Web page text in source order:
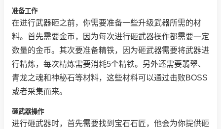
准备工作
在进行武器砸之前，你需要准备一些升级武器所需的材
料。首先需要金币，因为每次进行砸武器操作都需要一定
数量的金币。其次要准备精铁，因为砸武器需要将武器进
行精炼，每次精炼需要消耗5个精铁。另外还需要翡翠、
青龙之魂和神秘石等材料，这些材料可以通过击败BOSS
或者采集而来。
砸武器操作
进行砸武器时，首先需要找到宝石石匠，他会为你提供砸